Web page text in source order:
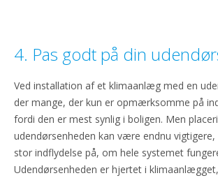
4. Pas godt på din
Ved installation af et klimaanlæg med en
der mange, der kun er opmærksomme på
fordi den er mest synlig i boligen. Men
udendørsenheden kan være endnu vigtigere,
stor indflydelse på, om hele systemet
Udendørsenheden er hjertet i